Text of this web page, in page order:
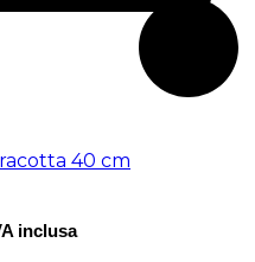
40 cm
inclusa